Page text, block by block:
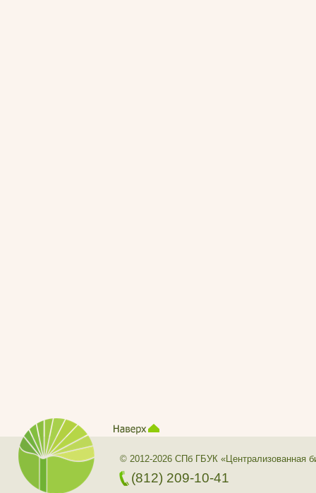
© 2012-2026 СПб ГБУК «Централизованная
(812) 209-10-41